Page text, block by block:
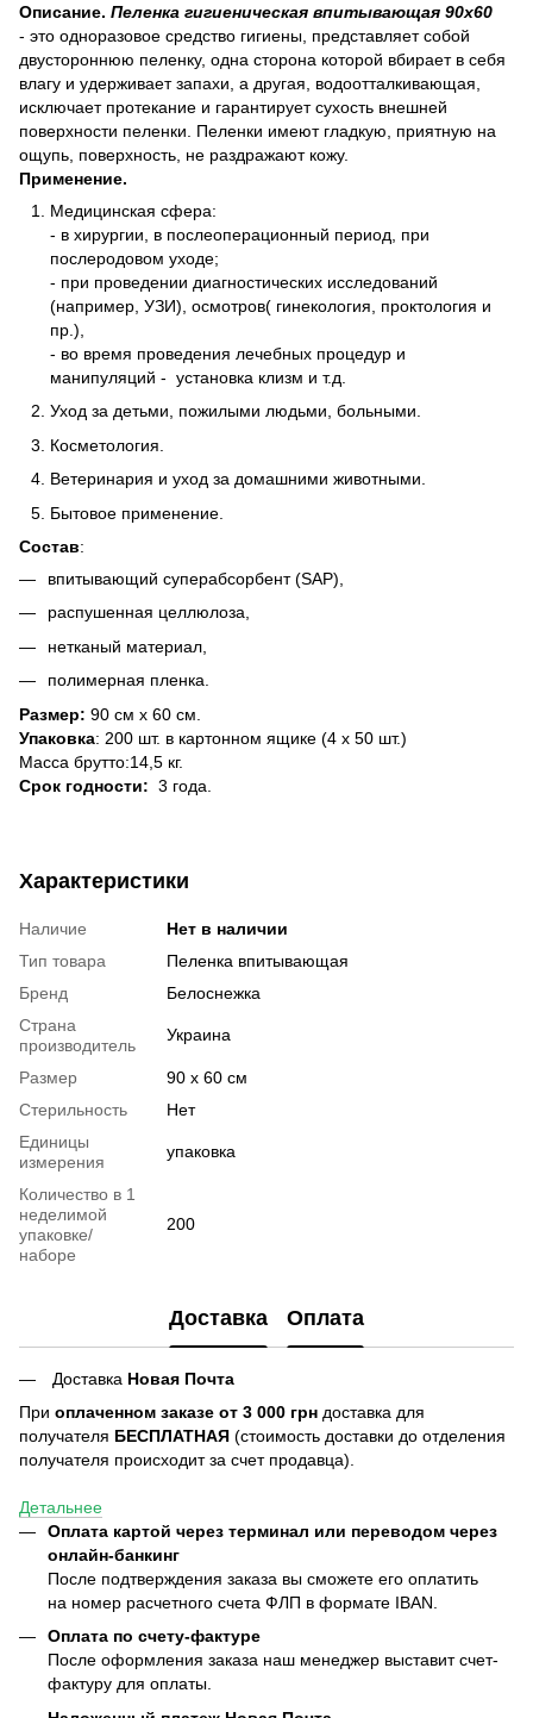
Описание. Пеленка гигиеническая впитывающая 90х60
- это одноразовое средство гигиены, представляет собой
двустороннюю пеленку, одна сторона которой вбирает в себя
влагу и удерживает запахи, а другая, водоотталкивающая,
исключает протекание и гарантирует сухость внешней
поверхности пеленки. Пеленки имеют гладкую, приятную на
ощупь, поверхность, не раздражают кожу.
Применение.
Медицинская сфера:
- в хирургии, в послеоперационный период, при
послеродовом уходе;
- при проведении диагностических исследований
(например, УЗИ), осмотров( гинекология, проктология и
пр.),
- во время проведения лечебных процедур и
манипуляций - установка клизм и т.д.
Уход за детьми, пожилыми людьми, больными.
Косметология.
Ветеринария и уход за домашними животными.
Бытовое применение.
Состав:
впитывающий суперабсорбент (SAP),
распушенная целлюлоза,
нетканый материал,
полимерная пленка.
Размер: 90 см х 60 см.
Упаковка: 200 шт. в картонном ящике (4 х 50 шт.)
Масса брутто:14,5 кг.
Срок годности: 3 года.
Характеристики
Наличие
Нет в наличии
Тип товара
Пеленка впитывающая
Бренд
Белоснежка
Страна
производитель
Украина
Размер
90 х 60 см
Стерильность
Нет
Единицы
измерения
упаковка
Количество в 1
неделимой
упаковке/
наборе
200
Доставка Оплата
Доставка Новая Почта
При оплаченном заказе от 3 000 грн доставка для
получателя БЕСПЛАТНАЯ (стоимость доставки до отделения
получателя происходит за счет продавца).
Детальнее
Оплата картой через терминал или переводом через
онлайн-банкинг
После подтверждения заказа вы сможете его оплатить
на номер расчетного счета ФЛП в формате IBAN.
Оплата по счету-фактуре
После оформления заказа наш менеджер выставит счет-
фактуру для оплаты.